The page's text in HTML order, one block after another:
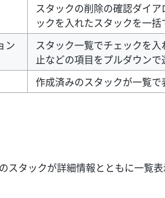
スタックの削除の確認ダイ
ックを入れたスタックを一括
ン
スタック一覧でチェックを
止などの項目をプルダウンで
作成済みのスタックが一覧で
スタックが詳細情報とともに一覧表